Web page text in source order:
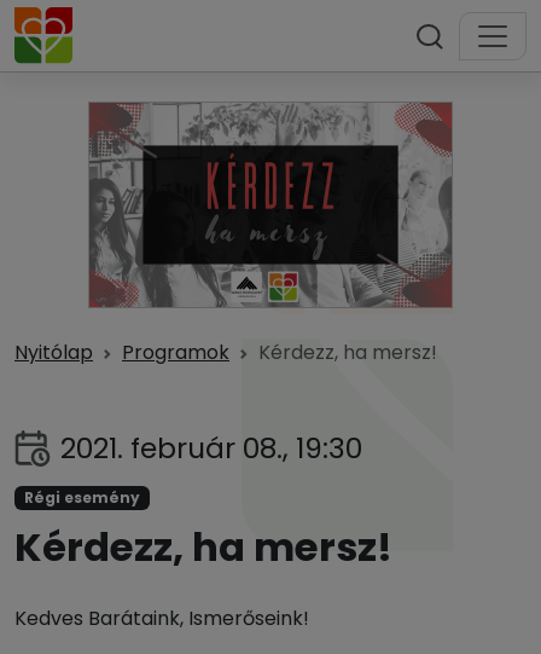
Nyitólap Programok Kérdezz, ha mersz!
2021. február 08., 19:30
Régi esemény
Kérdezz, ha mersz!
Kedves Barátaink, Ismerőseink!